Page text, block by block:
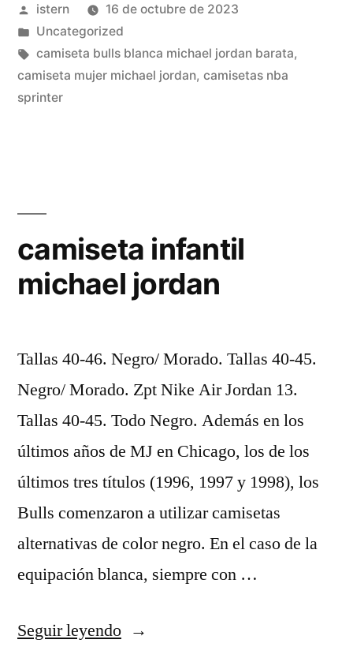
Jordan
1.900
Millones
Yate,
Mansiones..»
Publicado
por
istern
16 de octubre de 2023
Publicado
en
Uncategorized
Etiquetas:
camiseta bulls blanca michael jordan barata,
camiseta mujer michael jordan, camisetas nba
sprinter
camiseta infantil
michael jordan
Tallas 40-46. Negro/ Morado. Tallas 40-45.
Negro/ Morado. Zpt Nike Air Jordan 13.
Tallas 40-45. Todo Negro. Además en los
últimos años de MJ en Chicago, los de los
últimos tres títulos (1996, 1997 y 1998), los
Bulls comenzaron a utilizar camisetas
alternativas de color negro. En el caso de la
equipación blanca, siempre con …
Seguir leyendo«camiseta